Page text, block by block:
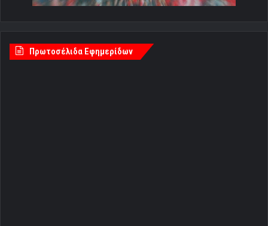
Πρωτοσέλιδα Εφημερίδων